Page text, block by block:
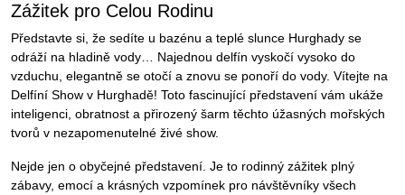
Zážitek pro Celou Rodinu
Představte si, že sedíte u bazénu a teplé slunce Hurghady se
odráží na hladině vody… Najednou delfín vyskočí vysoko do
vzduchu, elegantně se otočí a znovu se ponoří do vody. Vítejte na
Delfíní Show v Hurghadě! Toto fascinující představení vám ukáže
inteligenci, obratnost a přirozený šarm těchto úžasných mořských
tvorů v nezapomenutelné živé show.
Nejde jen o obyčejné představení. Je to rodinný zážitek plný
zábavy, emocí a krásných vzpomínek pro návštěvníky všech